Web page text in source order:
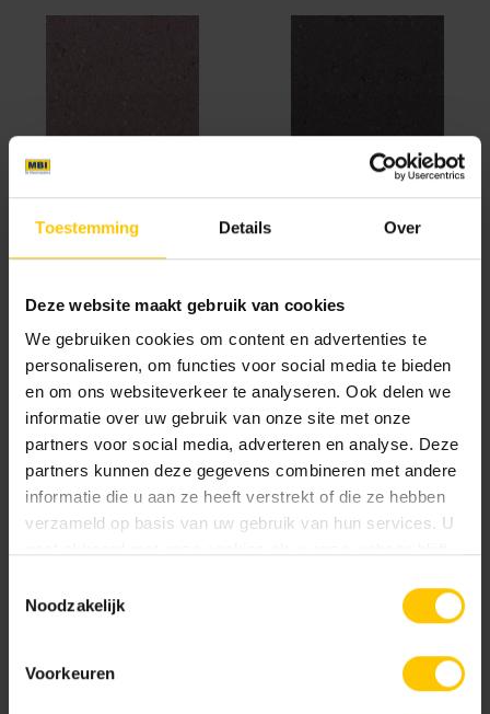
Toestemming Details Over
Deze website maakt gebruik van cookies
We gebruiken cookies om content en advertenties te
personaliseren, om functies voor social media te bieden
en om ons websiteverkeer te analyseren. Ook delen we
informatie over uw gebruik van onze site met onze
partners voor social media, adverteren en analyse. Deze
partners kunnen deze gegevens combineren met andere
informatie die u aan ze heeft verstrekt of die ze hebben
verzameld op basis van uw gebruik van hun services. U
Noodzakelijk
Voorkeuren
Heidemangaan
Hemels Blauw Okergeel
Rood/Zwart genuanceerd